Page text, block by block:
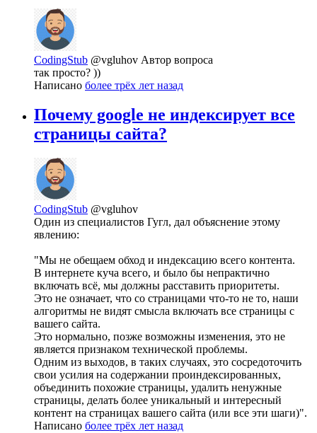
CodingStub @vgluhov Автор вопроса
так просто? ))
Написано более трёх лет назад
Почему google не индексирует все
страницы сайта?
CodingStub @vgluhov
Один из специалистов Гугл, дал объяснение этому
явлению:
"Мы не обещаем обход и индексацию всего контента.
В интернете куча всего, и было бы непрактично
включать всё, мы должны расставить приоритеты.
Это не означает, что со страницами что-то не то, наши
алгоритмы не видят смысла включать все страницы с
вашего сайта.
Это нормально, позже возможны изменения, это не
является признаком технической проблемы.
Одним из выходов, в таких случаях, это сосредоточить
свои усилия на содержании проиндексированных,
объединить похожие страницы, удалить ненужные
страницы, делать более уникальный и интересный
контент на страницах вашего сайта (или все эти шаги)".
Написано более трёх лет назад